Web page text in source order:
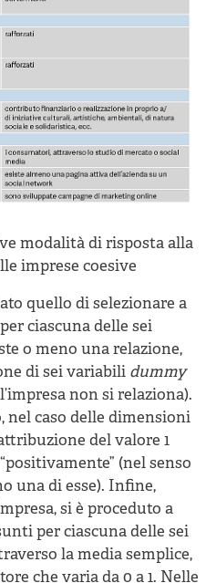
modalità di risposta alla
imprese coesive
quello di selezionare a
ciascuna delle sei
o meno una relazione,
di sei variabili dummy
non si relaziona).
nel caso delle dimensioni
del valore 1
(nel senso
una di esse). Infine,
si è proceduto a
per ciascuna delle sei
la media semplice,
che varia da 0 a 1. Nelle